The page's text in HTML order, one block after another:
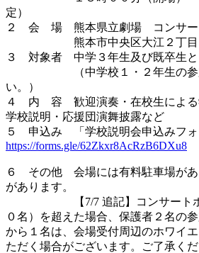
定）
２ 会 場 熊本県立劇場 コンサー
熊本市中央区大江２丁目７
３ 対象者 中学３年生及び既卒生と
（中学校１・２年生の参加
い。）
４ 内 容 歓迎演奏・在校生による
学校説明・応援団演舞披露など
５ 申込み 「学校説明会申込みフォ
https://forms.gle/62Zkxr8AcRzB6DXu8
６ その他 会場には有料駐車場があ
があります。
【7/7 追記】コンサートホー
０名）を超えた場合、保護者２名の
から１名は、会場受付周辺のホワイ
ただく場合がございます。ご了承くだ